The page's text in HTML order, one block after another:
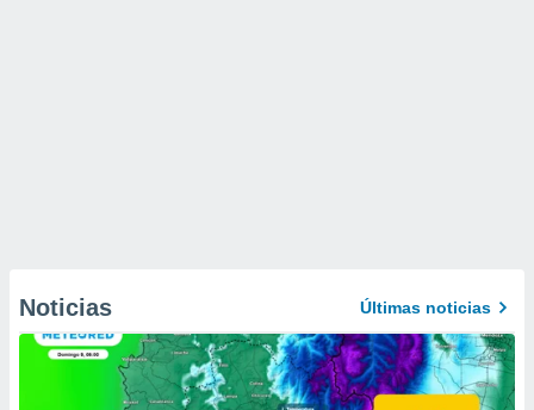
Noticias Últimas noticias